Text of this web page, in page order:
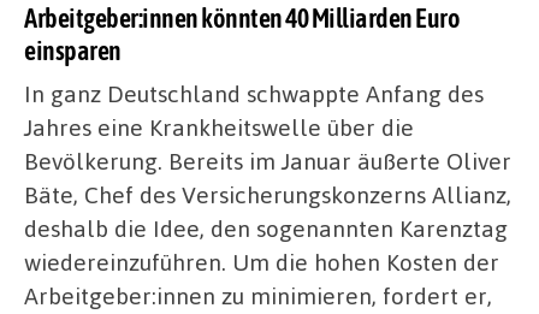
Arbeitgeber:innen könnten 40 Milliarden Euro
einsparen
In ganz Deutschland schwappte Anfang des
Jahres eine Krankheitswelle über die
Bevölkerung. Bereits im Januar äußerte Oliver
Bäte, Chef des Versicherungskonzerns Allianz,
deshalb die Idee, den sogenannten Karenztag
wiedereinzuführen. Um die hohen Kosten der
Arbeitgeber:innen zu minimieren, fordert er,